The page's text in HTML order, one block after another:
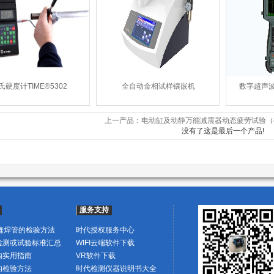
硬度计TIME®5302 全自动金相试样镶嵌机 数字超声
上一产品：电动缸及动静万能减震器动态疲劳试验
没有了这是最后一个产品!
焊管的检验方法
测或试验标准汇总
实用指南
检验方法
服务支持
时代授权服务中心
WIFI云端软件下载
VR软件下载
时代检测仪器说明书大全